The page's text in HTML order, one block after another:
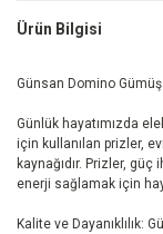
Ürün Bilgisi
Günsan Domino
Günlük hayatımızda
için kullanılan prizler,
kaynağıdır. Prizler,
enerji sağlamak için
Kalite ve Dayanıklılık: